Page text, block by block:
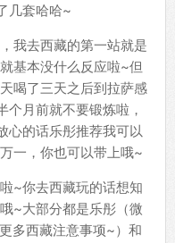
几套哈哈~
我去西藏的第一站就是
基本没什么反应啦~但
喝了三天之后到拉萨感
月前就不要锻炼啦，
心的话乐彤推荐我可以
一，你也可以带上哦~
~你去西藏玩的话想知
~大部分都是乐彤（微
多西藏注意事项~）和